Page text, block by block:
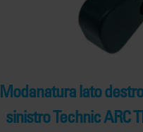
Modanatura lato
sinistro Technic ARC